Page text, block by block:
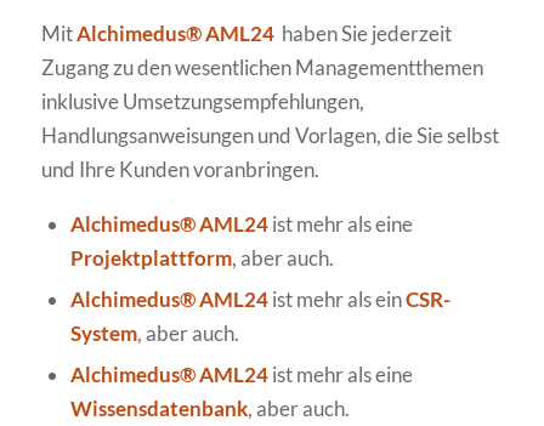
MitAlchimedus® AML24haben Sie jederzeit
Zugang zu den wesentlichen Managementthemen
inklusive Umsetzungsempfehlungen,
Handlungsanweisungen und Vorlagen, die Sie selbst
und Ihre Kunden voranbringen.
Alchimedus® AML24ist mehr als eine
Projektplattform, aber auch.
Alchimedus® AML24ist mehr als einCSR-
System, aber auch.
Alchimedus® AML24ist mehr als eine
Wissensdatenbank, aber auch.